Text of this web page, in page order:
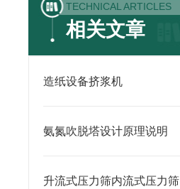
TECHNICAL ARTICLES
相关文章
造纸设备挤浆机
氨氮吹脱塔设计原理说明
升流式压力筛内流式压力筛